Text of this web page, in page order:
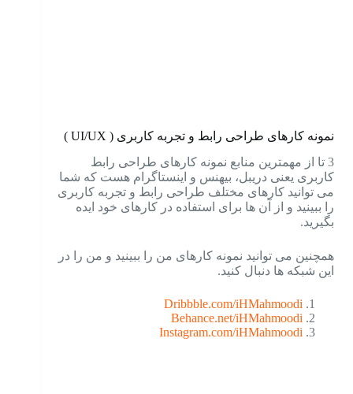
نمونه کارهای طراحی رابط و تجربه کاربری ( UI/UX )
3 تا از مهمترین منابع نمونه کارهای طراحی رابط
کاربری یعنی دریبل، بیهنس و اینستاگرام هست که شما
می توانید کارهای مختلف طراحی رابط و تجربه کاربری
را ببینید و از آن ها برای استفاده در کارهای خود ایده
بگیرید.
همچنین می توانید نمونه کارهای من را ببینید و من را در
این شبکه ها دنبال کنید.
Dribbble.com/iHMahmoodi
Behance.net/iHMahmoodi
Instagram.com/iHMahmoodi